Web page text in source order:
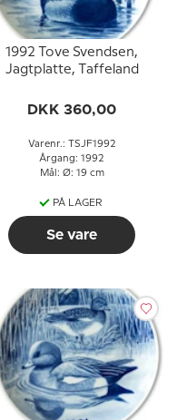
1992 Tove Svendsen,
Jagtplatte, Taffeland
DKK 360,00
Varenr.: TSJF1992
Årgang: 1992
Mål: Ø: 19 cm
PÅ LAGER
Se vare